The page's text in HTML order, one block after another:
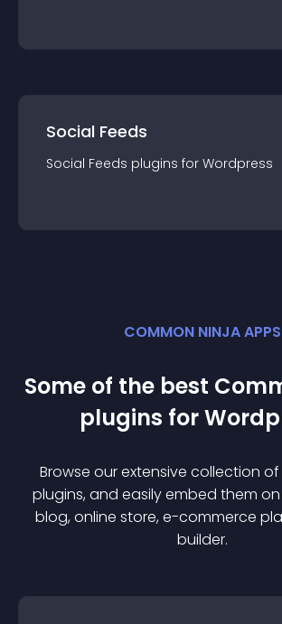
Social Feeds
Social Feeds plugins for Wordpress
COMMON NINJA APPS
Some of the best
plugins for
Browse our extensive collection
plugins, and easily embed them
blog, online store, e-commerce
builder.